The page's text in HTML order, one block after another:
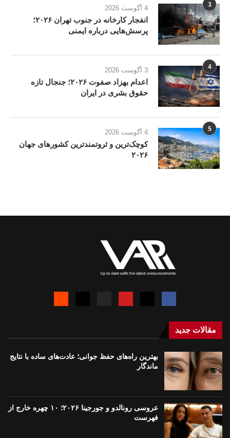
3 4 آگوست 2026
انفجار کارخانه در جنوب تهران ۲۰۲۶؛
پرسش‌هایی درباره ایمنی
4 3 آگوست 2026
اعدام بهزاد صفوت ۲۰۲۶؛ جنجال تازه
حقوق بشری در ایران
5 4 آگوست 2026
کوچک‌ترین و ثروتمندترین کشورهای جهان
۲۰۲۶
مقالات جدید
بهترین راه‌های حفظ جوانی؛ عادت‌های ساده با نتایج
ماندگار
عروسی رونالدو و جورجینا ۲۰۲۶؛ ۱۰ چهره خارج از
فهرست